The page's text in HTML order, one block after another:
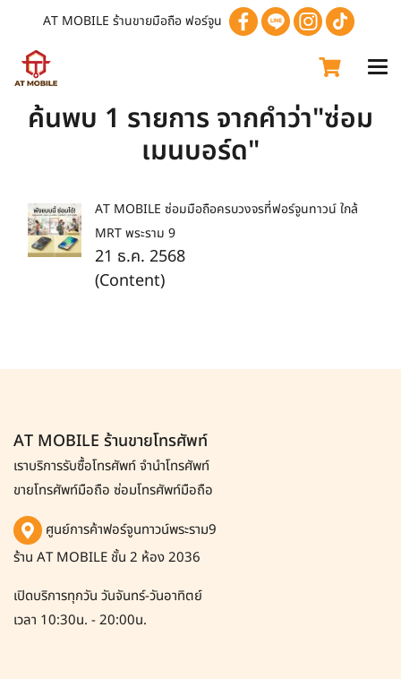
AT MOBILE ร้านขายมือถือ ฟอร์จูน
ค้นพบ 1 รายการ จากคำว่า"ซ่อม
เมนบอร์ด"
AT MOBILE ซ่อมมือถือครบวงจรที่ฟอร์จูนทาวน์ ใกล้
MRT พระราม 9
21 ธ.ค. 2568
(Content)
AT MOBILE ร้านขายโทรศัพท์
เราบริการรับซื้อโทรศัพท์จำนำโทรศัพท์
ขายโทรศัพท์มือถือ ซ่อมโทรศัพท์มือถือ
ศูนย์การค้าฟอร์จูนทาวน์พระราม9
ร้าน AT MOBILE ชั้น 2 ห้อง 2036
เปิดบริการทุกวัน วันจันทร์-วันอาทิตย์
เวลา 10:30น. - 20:00น.